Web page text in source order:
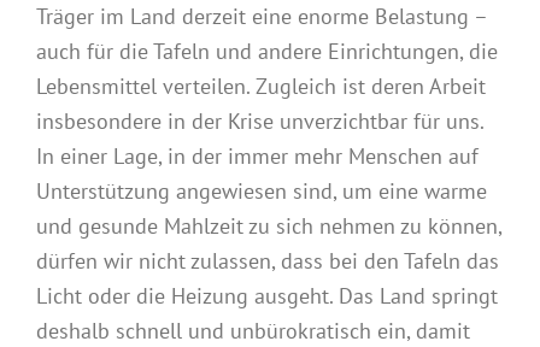
Träger im Land derzeit eine enorme Belastung –
auch für die Tafeln und andere Einrichtungen, die
Lebensmittel verteilen. Zugleich ist deren Arbeit
insbesondere in der Krise unverzichtbar für uns.
In einer Lage, in der immer mehr Menschen auf
Unterstützung angewiesen sind, um eine warme
und gesunde Mahlzeit zu sich nehmen zu können,
dürfen wir nicht zulassen, dass bei den Tafeln das
Licht oder die Heizung ausgeht. Das Land springt
deshalb schnell und unbürokratisch ein, damit